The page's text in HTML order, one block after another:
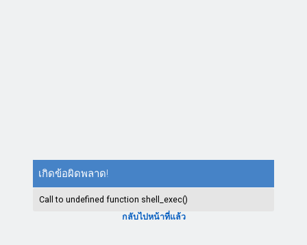
เกิดข้อผิดพลาด!
Call to undefined function shell_exec()
กลับไปหน้าที่แล้ว